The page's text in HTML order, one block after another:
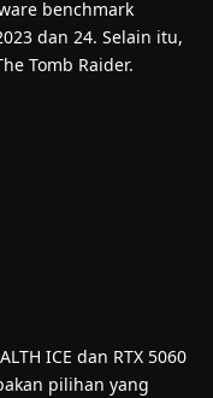
benchmark
dan 24. Selain itu,
Tomb Raider.
ICE dan RTX 5060
pilihan yang